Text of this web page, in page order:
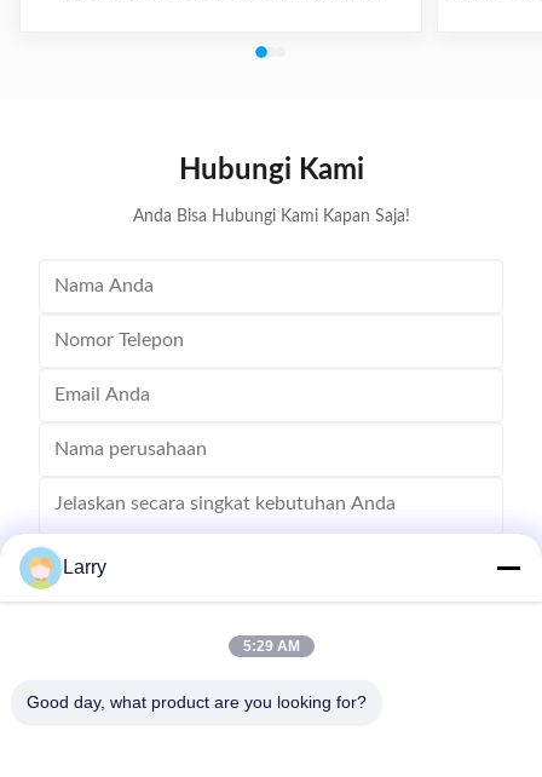
as paper feeding, forming, folding, inserting and stator
Stator I.D
Hubungi Kami
Anda Bisa Hubungi Kami Kapan Saja!
Mengirim
Larry
5:29 AM
Good day, what product are you looking for?